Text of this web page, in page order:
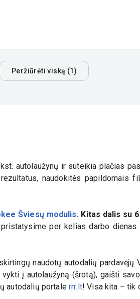
Peržiūrėti viską (1)
autolaužynų ir suteikia plačias
naudokitės
Šviesų modulis. Kitas dalis su
per kelias darbo
naudotų autodalių pardavėjų
į autolaužyną (šrotą), gaišti
autodalių portale rrr.lt! Visa kita – tik